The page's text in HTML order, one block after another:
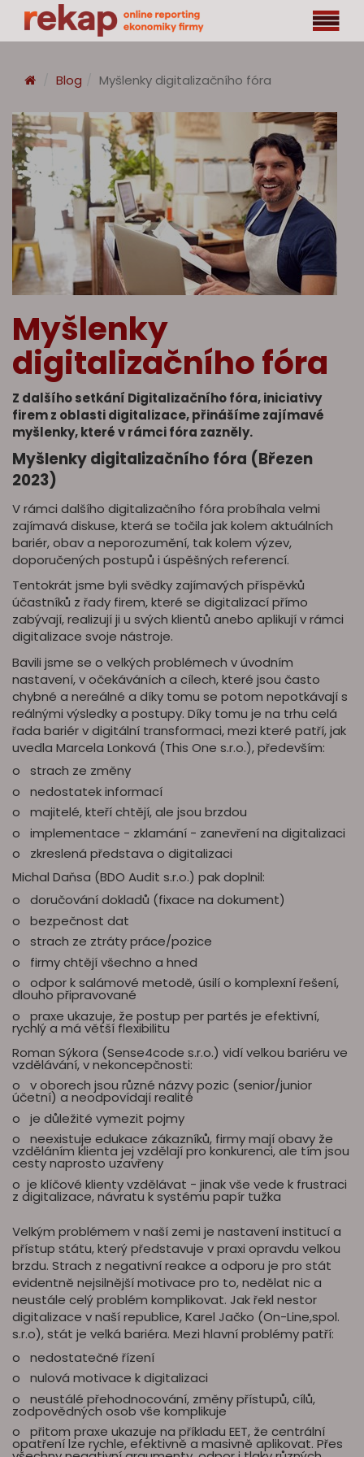
Blog Myšlenky digitalizačního fóra
Myšlenky
digitalizačního fóra
Z dalšího setkání Digitalizačního fóra, iniciativy
firem z oblasti digitalizace, přinášíme zajímavé
myšlenky, které v rámci fóra zazněly.
Myšlenky digitalizačního fóra (Březen
2023)
V rámci dalšího digitalizačního fóra probíhala velmi
zajímavá diskuse, která se točila jak kolem aktuálních
bariér, obav a neporozumění, tak kolem výzev,
doporučených postupů i úspěšných referencí.
Tentokrát jsme byli svědky zajímavých příspěvků
účastníků z řady firem, které se digitalizací přímo
zabývají, realizují ji u svých klientů anebo aplikují v rámci
digitalizace svoje nástroje.
Bavili jsme se o velkých problémech v úvodním
nastavení, v očekáváních a cílech, které jsou často
chybné a nereálné a díky tomu se potom nepotkávají s
reálnými výsledky a postupy. Díky tomu je na trhu celá
řada bariér v digitální transformaci, mezi které patří, jak
uvedla Marcela Lonková (This One s.r.o.), především:
o strach ze změny
o nedostatek informací
o majitelé, kteří chtějí, ale jsou brzdou
o implementace - zklamání - zanevření na digitalizaci
o zkreslená představa o digitalizaci
Michal Daňsa (BDO Audit s.r.o.) pak doplnil:
o doručování dokladů (fixace na dokument)
o bezpečnost dat
o strach ze ztráty práce/pozice
o firmy chtějí všechno a hned
o odpor k salámové metodě, úsilí o komplexní řešení,
dlouho připravované
o praxe ukazuje, že postup per partés je efektivní,
rychlý a má větší flexibilitu
Roman Sýkora (Sense4code s.r.o.) vidí velkou bariéru ve
vzdělávání, v nekoncepčnosti:
o v oborech jsou různé názvy pozic (senior/junior
účetní) a neodpovídají realitě
o je důležité vymezit pojmy
o neexistuje edukace zákazníků, firmy mají obavy že
vzděláním klienta jej vzdělají pro konkurenci, ale tím jsou
cesty naprosto uzavřeny
o je klíčové klienty vzdělávat - jinak vše vede k frustraci
z digitalizace, návratu k systému papír tužka
Velkým problémem v naší zemi je nastavení institucí a
přístup státu, který představuje v praxi opravdu velkou
brzdu. Strach z negativní reakce a odporu je pro stát
evidentně nejsilnější motivace pro to, nedělat nic a
neustále celý problém komplikovat. Jak řekl nestor
digitalizace v naší republice, Karel Jačko (On-Line,spol.
s.r.o), stát je velká bariéra. Mezi hlavní problémy patří:
o nedostatečné řízení
o nulová motivace k digitalizaci
o neustálé přehodnocování, změny přístupů, cílů,
zodpovědných osob vše komplikuje
o přitom praxe ukazuje na příkladu EET, že centrální
opatření lze rychle, efektivně a masivně aplikovat. Přes